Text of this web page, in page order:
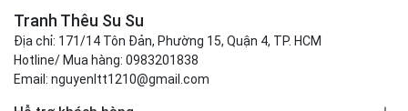
Tranh Thêu Su Su
Địa chỉ: 171/14 Tôn Đản, Phường 15, Quận 4, TP. HCM
Hotline/ Mua hàng: 0983201838
Email: nguyenltt1210@gmail.com